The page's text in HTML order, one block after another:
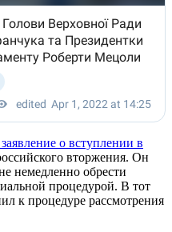
о вступлении в
вторжения. Он
немедленно обрести
процедурой. В тот
к процедуре рассмотрения